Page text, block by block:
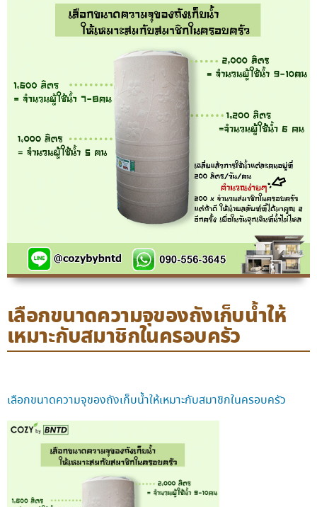
เลือกขนาดความจุของถังเก็บน้ำให้
เหมาะกับสมาชิกในครอบครัว
เลือกขนาดความจุของถังเก็บน้ำให้เหมาะกับสมาชิกในครอบครัว